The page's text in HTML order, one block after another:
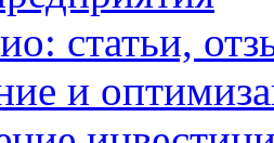
статьи,
и